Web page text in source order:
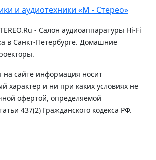
- Салон аудиоаппаратуры Hi-Fi
в Санкт-Петербурге. Домашние
на сайте информация носит
характер и ни при каких условиях не
офертой, определяемой
437(2) Гражданского кодекса РФ.